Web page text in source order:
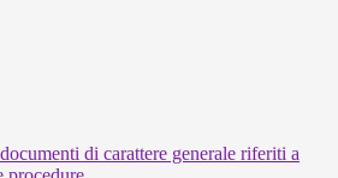
di carattere generale riferiti a